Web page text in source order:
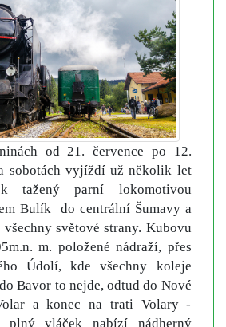
od 21. července po 12.
sobotách vyjíždí už několik let
tažený parní lokomotivou
Bulík do centrální Šumavy a
světové strany. Kubovu
m. položené nádraží, přes
Údolí, kde všechny koleje
Bavor to nejde, odtud do Nové
a konec na trati Volary -
plný vláček nabízí nádherný